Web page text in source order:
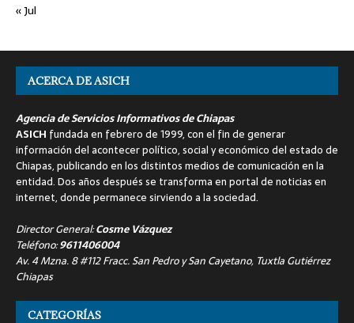
« Jul
ACERCA DE ASICH
Agencia de Servicios Informativos de Chiapas
ASICH fundada en febrero de 1999, con el fin de generar
información del acontecer político, social y económico del estado de
Chiapas, publicando en los distintos medios de comunicación en la
entidad. Dos años después se transforma en portal de noticias en
internet, donde permanece sirviendo a la sociedad.
Director General:Cosme Vázquez
Teléfono:9611406004
Av. 4 Mzna. 8 #112 Fracc. San Pedro y San Cayetano, Tuxtla Gutiérrez
Chiapas
CATEGORÍAS